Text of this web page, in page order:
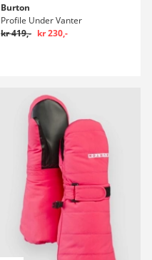
Burton
Profile Under Vanter
kr 419,- kr 230,-